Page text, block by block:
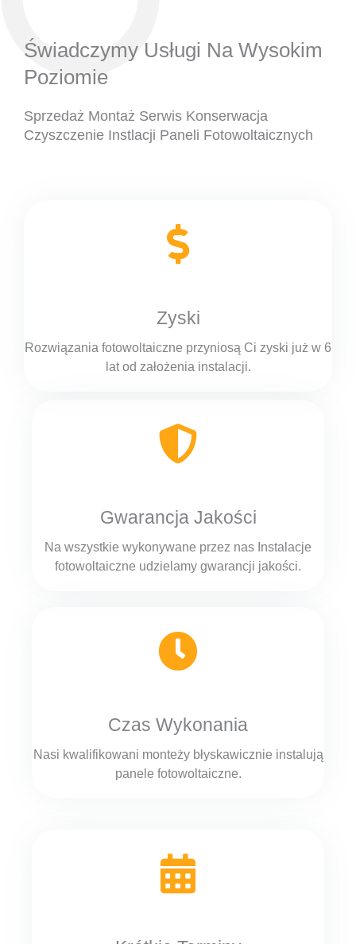
Świadczymy Usługi Na Wysokim
Poziomie
Sprzedaż Montaż Serwis Konserwacja
Czyszczenie Instlacji Paneli Fotowoltaicznych
Zyski
Rozwiązania fotowoltaiczne przyniosą Ci zyski już w 6
lat od założenia instalacji.
Gwarancja Jakości
Na wszystkie wykonywane przez nas Instalacje
fotowoltaiczne udzielamy gwarancji jakości.
Czas Wykonania
Nasi kwalifikowani monteży błyskawicznie instalują
panele fotowoltaiczne.